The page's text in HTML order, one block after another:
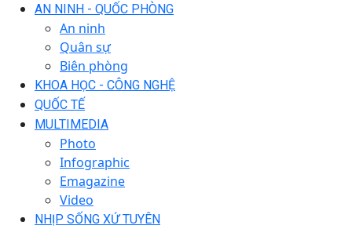
AN NINH - QUỐC PHÒNG
An ninh
Quân sự
Biên phòng
KHOA HỌC - CÔNG NGHỆ
QUỐC TẾ
MULTIMEDIA
Photo
Infographic
Emagazine
Video
NHỊP SỐNG XỨ TUYÊN